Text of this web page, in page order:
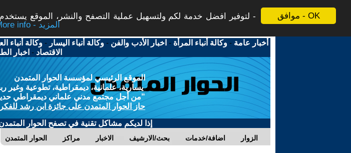
موافق - OK
لتوفير افضل خدمة لكم ولتسهيل عملية التصفح والنشر، الموقع
More info - المزيد
أخبار عامة -وكالة أنباء المرأة - اخبار الأدب والفن -وكالة أنباء اليسار -وكالة أنباء
الاقتصاد - اخبار
الموقع الرئيسي لمؤسسة الحوار المتمدن
يسارية، علمانية، ديمقراطية، تطوعية وغير
"من أجل مجتمع مدني علماني ديمقراطي حديث
حاز الحوار المتمدن على جائزة ابن رشد للفكر
إذا لديكم مشاكل تقنية في تصفح الحوار
الحوار المتمدن مراكز الاخبار بحث/الارشيف اضافة/خدمات الزوار